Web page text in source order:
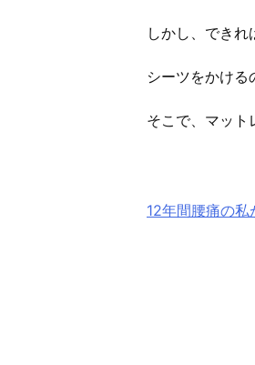
しかし、できれ
シーツをかける
そこで、マット
12年間腰痛の